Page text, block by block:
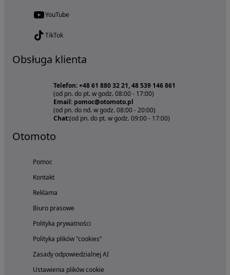
YouTube
TikTok
Obsługa klienta
Telefon: +48 61 880 32 21, 48 539 146 861
(od pn. do pt. w godz. 08:00 - 17:00)
Email: pomoc@otomoto.pl
(od pn. do nd. w godz. 08:00 - 20:00)
Chat:(od pn. do pt. w godz. 09:00 - 17:00)
Otomoto
Pomoc
Kontakt
Reklama
Biuro prasowe
Polityka prywatności
Polityka plików "cookies"
Zasady odpowiedzialnej AI
Ustawienia plików cookie